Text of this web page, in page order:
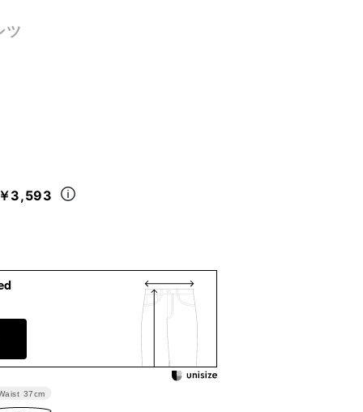
ツ
￥3,593
37cm